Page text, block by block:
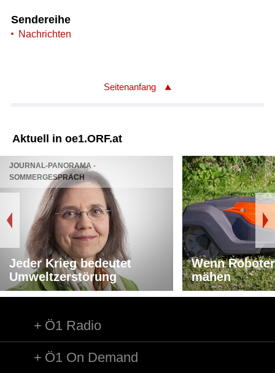
Sendereihe
Nachrichten
Seitenanfang
Aktuell in oe1.ORF.at
JOURNAL-PANORAMA -
SOMMERGESPRÄCH
Jeder Krieg bedeutet
Umweltzerstörung
Wenn
mähen
Ö1 Radio
Ö1 On Demand